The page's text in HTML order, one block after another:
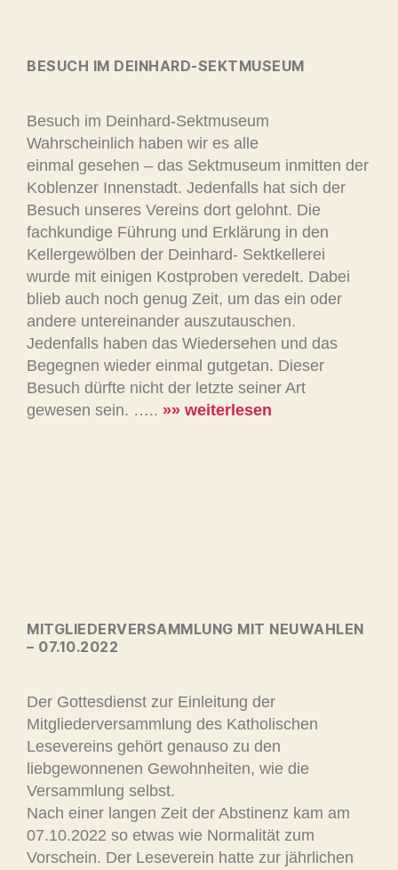
BESUCH IM DEINHARD-SEKTMUSEUM
Besuch im Deinhard-Sektmuseum
Wahrscheinlich haben wir es alle
einmal gesehen – das Sektmuseum inmitten der
Koblenzer Innenstadt. Jedenfalls hat sich der
Besuch unseres Vereins dort gelohnt. Die
fachkundige Führung und Erklärung in den
Kellergewölben der Deinhard- Sektkellerei
wurde mit einigen Kostproben veredelt. Dabei
blieb auch noch genug Zeit, um das ein oder
andere untereinander auszutauschen.
Jedenfalls haben das Wiedersehen und das
Begegnen wieder einmal gutgetan. Dieser
Besuch dürfte nicht der letzte seiner Art
gewesen sein. ….. »» weiterlesen
MITGLIEDERVERSAMMLUNG MIT NEUWAHLEN
– 07.10.2022
Der Gottesdienst zur Einleitung der
Mitgliederversammlung des Katholischen
Lesevereins gehört genauso zu den
liebgewonnenen Gewohnheiten, wie die
Versammlung selbst.
Nach einer langen Zeit der Abstinenz kam am
07.10.2022 so etwas wie Normalität zum
Vorschein. Der Leseverein hatte zur jährlichen